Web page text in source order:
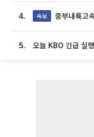
4. 속보 중부내륙고
5. 오늘 KBO 긴급 실